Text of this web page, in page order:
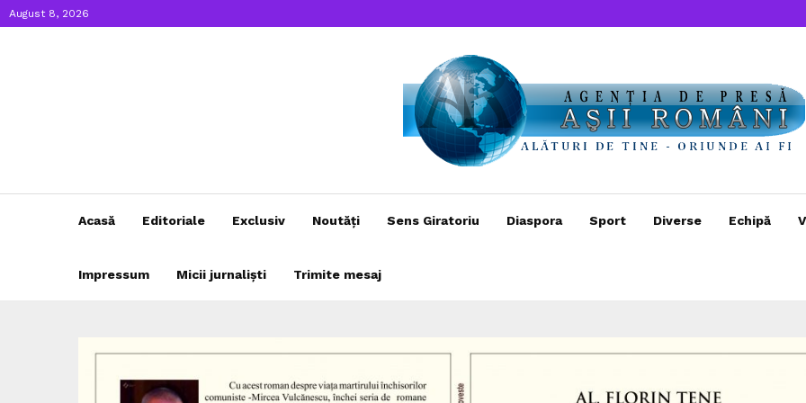
August 8, 2026
Acasă Editoriale Exclusiv Noutăți Sens Giratoriu Diaspora Sport Diverse Echipă
Impressum Micii jurnaliști Trimite mesaj